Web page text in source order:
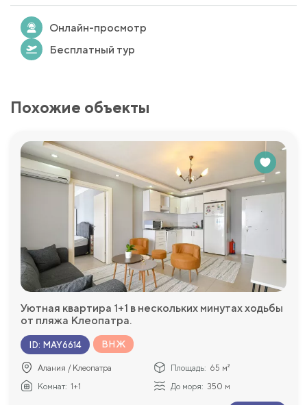
Онлайн-просмотр
Бесплатный тур
Похожие объекты
Уютная квартира 1+1 в нескольких минутах ходьбы
от пляжа Клеопатра.
ID: MAY6614 ВНЖ
Алания / Клеопатра Площадь: 65 м²
Комнат: 1+1 До моря: 350 м